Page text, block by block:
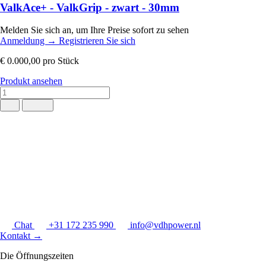
ValkAce+ - ValkGrip - zwart - 30mm
Melden Sie sich an, um Ihre Preise sofort zu sehen
Anmeldung → Registrieren Sie sich
€ 0.000,00 pro Stück
Produkt ansehen
Chat +31 172 235 990
info@vdhpower.nl
Kontakt →
Die Öffnungszeiten